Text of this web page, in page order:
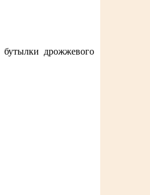
бутылки дрожжевого